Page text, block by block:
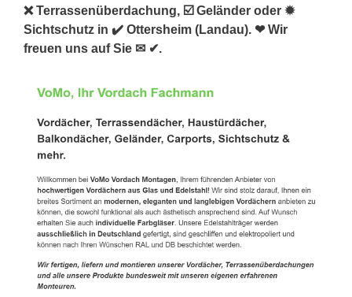
❌ Terrassenüberdachung, ☑️ Geländer oder ✹
Sichtschutz in ✔️ Ottersheim (Landau). ❤ Wir
freuen uns auf Sie ✉ ✔.